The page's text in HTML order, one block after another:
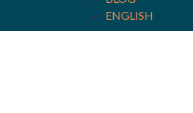
ENGLISH